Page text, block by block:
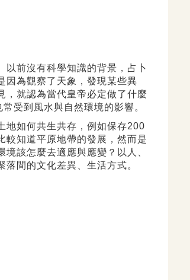
以前沒有科學知識的背景，占卜
因為觀察了天象，發現某些異
，就認為當代皇帝必定做了什麼
受到風水與自然環境的影響。
地如何共生共存，例如保存200
較知道平原地帶的發展，然而是
該怎麼去適應與應變？以人、
間的文化差異、生活方式。